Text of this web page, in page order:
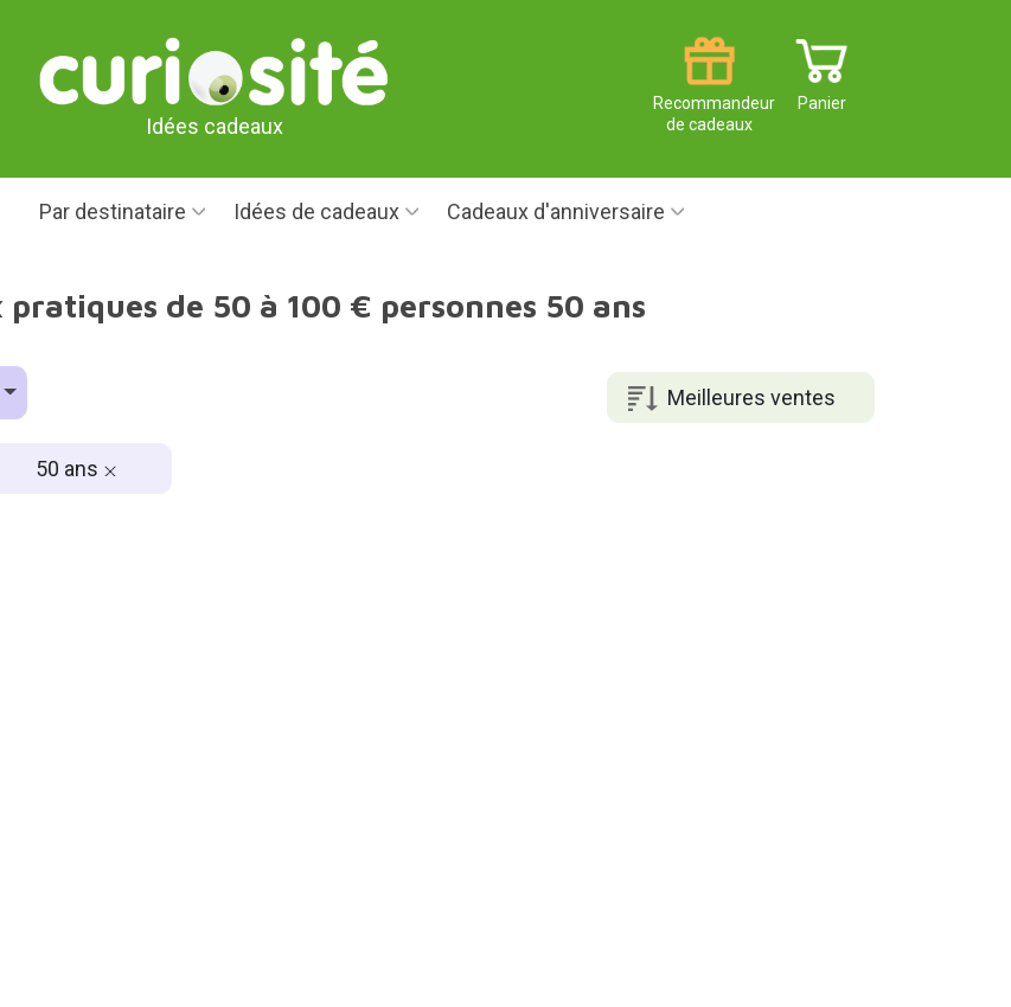
Idées cadeaux
Panier
Recommandeur
de cadeaux
Par destinataire Idées de cadeaux Cadeaux d'anniversaire
pratiques de 50 à 100 € personnes 50 ans
Meilleures ventes
50 ans